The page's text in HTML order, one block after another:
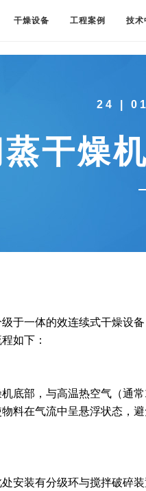
干燥设备 工程案例 技术
24 |
蒸干燥
于一体的效连续式干燥设
如下：
底部，与高温热空气（通
料在气流中呈悬浮状态，
安装有分级环与搅拌破碎